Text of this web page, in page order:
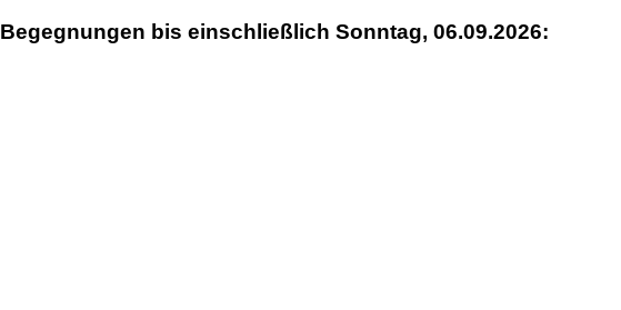
Begegnungen bis einschließlich Sonntag, 06.09.2026: